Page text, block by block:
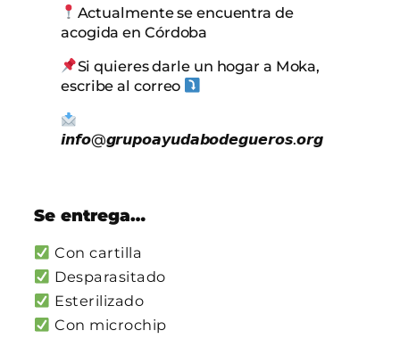
Actualmente se encuentra de
acogida en Córdoba
Si quieres darle un hogar a Moka,
escribe al correo
𝙞𝙣𝙛𝙤@𝙜𝙧𝙪𝙥𝙤𝙖𝙮𝙪𝙙𝙖𝙗𝙤𝙙𝙚𝙜𝙪𝙚𝙧𝙤𝙨.𝙤𝙧𝙜
Se entrega…
Con cartilla
Desparasitado
Esterilizado
Con microchip